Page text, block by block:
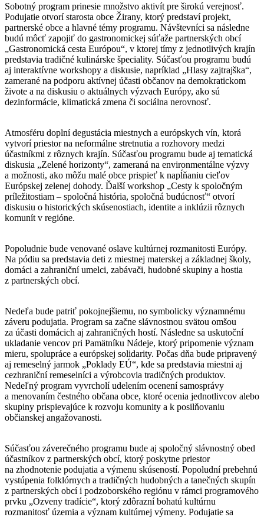
Sobotný program prinesie množstvo aktivít pre širokú verejnosť.
Podujatie otvorí starosta obce Žirany, ktorý predstaví projekt,
partnerské obce a hlavné témy programu. Návštevníci sa následne
budú môcť zapojiť do gastronomickej súťaže partnerských obcí
„Gastronomická cesta Európou“, v ktorej tímy z jednotlivých krajín
predstavia tradičné kulinárske špeciality. Súčasťou programu budú
aj interaktívne workshopy a diskusie, napríklad „Hlasy zajtrajška“,
zamerané na podporu aktívnej účasti občanov na demokratickom
živote a na diskusiu o aktuálnych výzvach Európy, ako sú
dezinformácie, klimatická zmena či sociálna nerovnosť.
Atmosféru doplní degustácia miestnych a európskych vín, ktorá
vytvorí priestor na neformálne stretnutia a rozhovory medzi
účastníkmi z rôznych krajín. Súčasťou programu bude aj tematická
diskusia „Zelené horizonty“, zameraná na environmentálne výzvy
a možnosti, ako môžu malé obce prispieť k napĺňaniu cieľov
Európskej zelenej dohody. Ďalší workshop „Cesty k spoločným
príležitostiam – spoločná história, spoločná budúcnosť“ otvorí
diskusiu o historických skúsenostiach, identite a inklúzii rôznych
komunít v regióne.
Popoludnie bude venované oslave kultúrnej rozmanitosti Európy.
Na pódiu sa predstavia deti z miestnej materskej a základnej školy,
domáci a zahraniční umelci, zabávači, hudobné skupiny a hostia
z partnerských obcí.
Nedeľa bude patriť pokojnejšiemu, no symbolicky významnému
záveru podujatia. Program sa začne slávnostnou svätou omšou
za účasti domácich aj zahraničných hostí. Následne sa uskutoční
ukladanie vencov pri Pamätníku Nádeje, ktorý pripomenie význam
mieru, spolupráce a európskej solidarity. Počas dňa bude pripravený
aj remeselný jarmok „Poklady EÚ“, kde sa predstavia miestni aj
cezhraniční remeselníci a výrobcovia tradičných produktov.
Nedeľný program vyvrcholí udelením ocenení samosprávy
a menovaním čestného občana obce, ktoré ocenia jednotlivcov alebo
skupiny prispievajúce k rozvoju komunity a k posilňovaniu
občianskej angažovanosti.
Súčasťou záverečného programu bude aj spoločný slávnostný obed
účastníkov z partnerských obcí, ktorý poskytne priestor
na zhodnotenie podujatia a výmenu skúseností. Popoludní prebehnú
vystúpenia folklórnych a tradičných hudobných a tanečných skupín
z partnerských obcí i podzoborského regiónu v rámci programového
prvku „Ozveny tradície“, ktorý zdôrazní bohatú kultúrnu
rozmanitosť územia a význam kultúrnej výmeny. Podujatie sa